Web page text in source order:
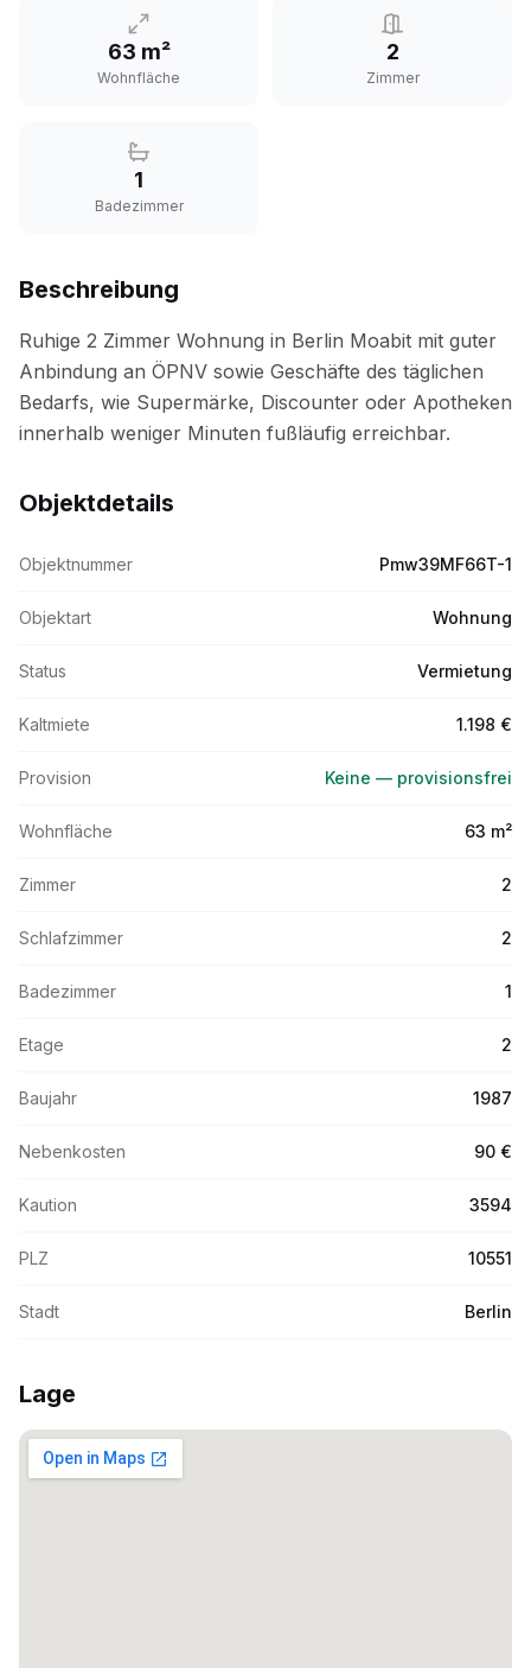
63 m²
Wohnfläche
2
Zimmer
1
Badezimmer
Beschreibung
Objektdetails
Objektnummer Pmw39MF66T-1
Objektart Wohnung
Status Vermietung
Kaltmiete 1.198 €
Provision Keine — provisionsfrei
Wohnfläche 63 m²
Zimmer 2
Schlafzimmer 2
Badezimmer 1
Etage 2
Baujahr 1987
Nebenkosten 90 €
Kaution 3594
PLZ 10551
Stadt Berlin
Lage